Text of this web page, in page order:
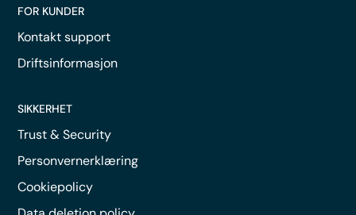
FOR KUNDER
Kontakt support
Driftsinformasjon
SIKKERHET
Trust & Security
Personvernerklæring
Cookiepolicy